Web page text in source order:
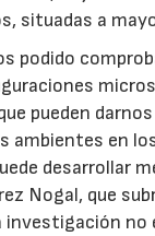
situadas a
podido
pueden
ambientes en
desarrollar
Nogal, que
investigación no